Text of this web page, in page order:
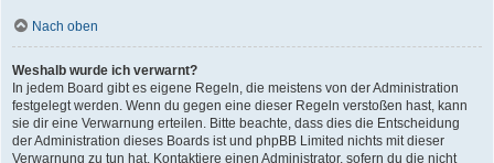
Nach oben
Weshalb wurde ich verwarnt?
In jedem Board gibt es eigene Regeln, die meistens von der Administration
festgelegt werden. Wenn du gegen eine dieser Regeln verstoßen hast, kann
sie dir eine Verwarnung erteilen. Bitte beachte, dass dies die Entscheidung
der Administration dieses Boards ist und phpBB Limited nichts mit dieser
Verwarnung zu tun hat. Kontaktiere einen Administrator, sofern du die nicht